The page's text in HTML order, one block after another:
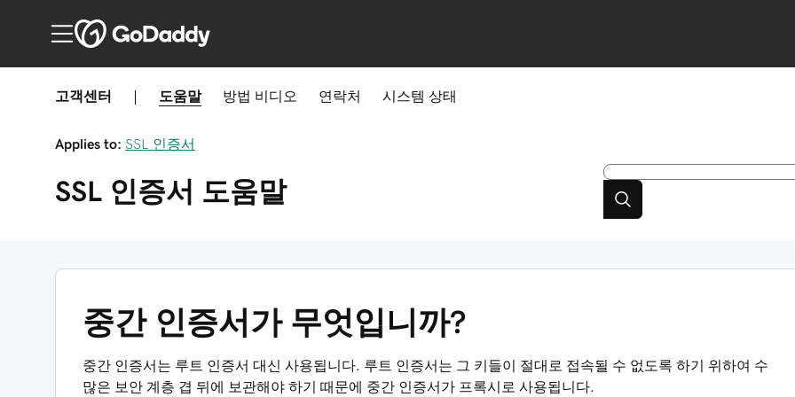
고객센터 도움말 방법 비디오 연락처 시스템 상태
Applies to: SSL 인증서
SSL 인증서 도움말
중간 인증서가 무엇입니까?
중간 인증서는 루트 인증서 대신 사용됩니다. 루트 인증서는 그 키들이 절대로 접속될 수 없도록 하기 위하여 수
많은 보안 계층 겹 뒤에 보관해야 하기 때문에 중간 인증서가 프록시로 사용됩니다.